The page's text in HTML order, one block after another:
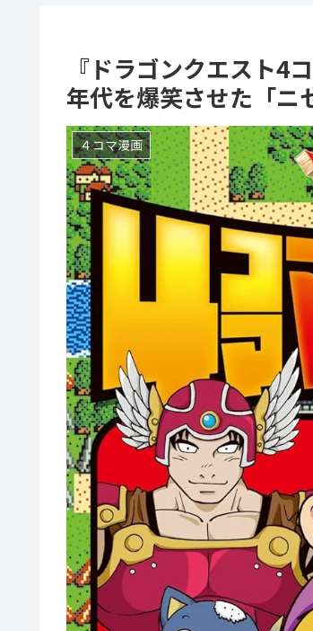
『ドラゴンクエスト4
年代を爆笑させた「ニ
４コマ漫画